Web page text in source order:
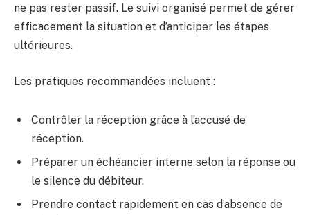
ne pas rester passif. Le suivi organisé permet de gérer
efficacement la situation et d’anticiper les étapes
ultérieures.
Les pratiques recommandées incluent :
Contrôler la réception grâce à l’accusé de
réception.
Préparer un échéancier interne selon la réponse ou
le silence du débiteur.
Prendre contact rapidement en cas d’absence de